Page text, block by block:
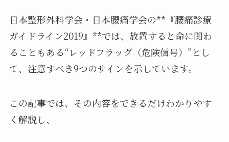
日本整形外科学会・日本腰痛学会の**『腰痛診療
ガイドライン2019』**では、放置すると命に関わ
ることもある“レッドフラッグ（危険信号）”とし
て、注意すべき9つのサインを示しています。
この記事では、その内容をできるだけわかりやす
く解説し、